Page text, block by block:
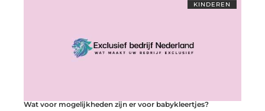
KINDEREN
Wat voor mogelijkheden zijn er voor babykleertjes?